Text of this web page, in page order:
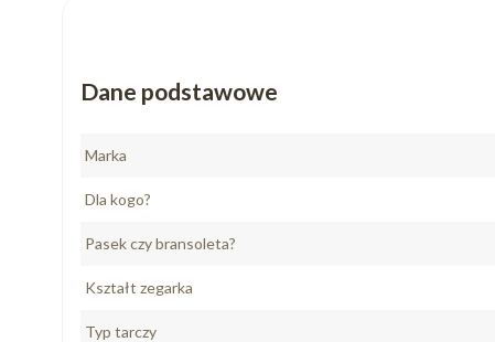
Dane podstawowe
Marka
Dla kogo?
Pasek czy bransoleta?
Kształt zegarka
Typ tarczy